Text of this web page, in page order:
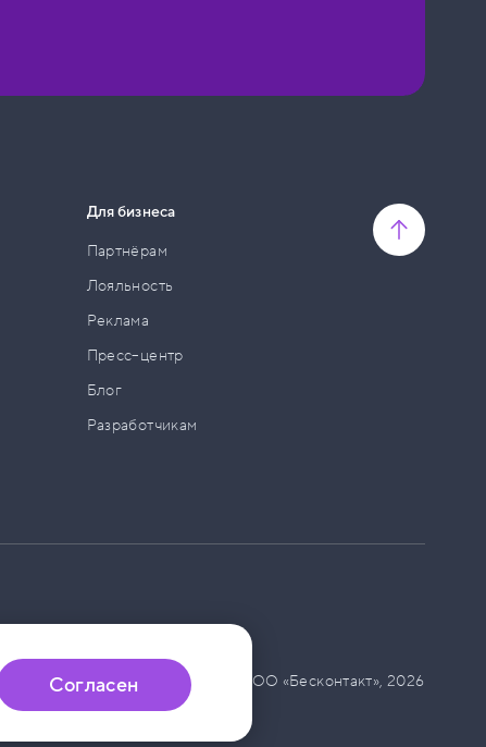
Для бизнеса
Партнёрам
Лояльность
Реклама
Пресс–центр
Блог
Разработчикам
© ООО «Бесконтакт», 2026
Согласен